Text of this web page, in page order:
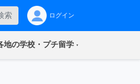
索 ログイン
地の学校・プチ留学(current)